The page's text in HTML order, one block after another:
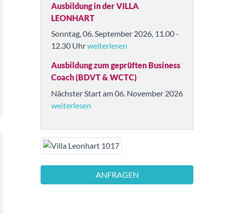
Ausbildung in der VILLA
LEONHART
Sonntag, 06. September 2026, 11.00 -
12.30 Uhrweiterlesen
Ausbildung zum geprüften Business
Coach (BDVT & WCTC)
Nächster Start am 06. November 2026
weiterlesen
ANFRAGEN